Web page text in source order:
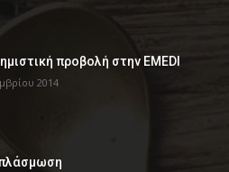
προβολή στην EMEDI
2014